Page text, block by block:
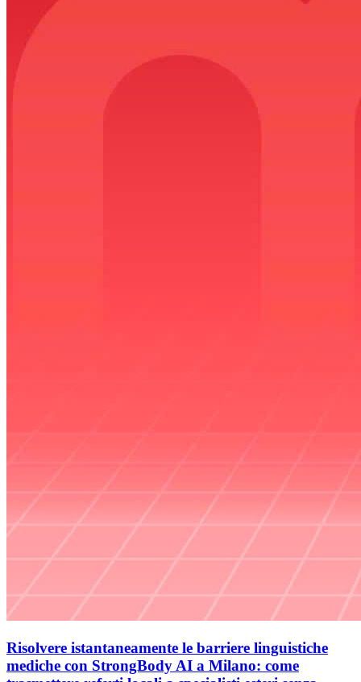
Risolvere istantaneamente le barriere linguistiche
mediche con StrongBody AI a Milano: come